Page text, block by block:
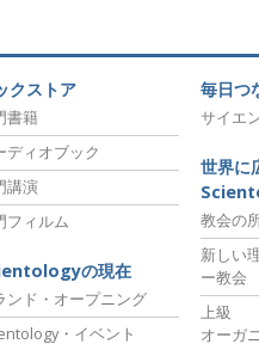
クストア
書籍
ディオブック
講演
フィルム
の現在
ンド・オープニング
・イベント
毎日つ
サイエ
世界に
教会の
新しい
ー教会
上級
オーガ